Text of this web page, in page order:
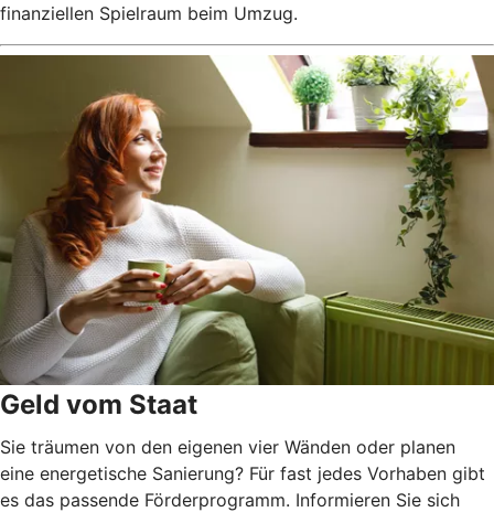
finanziellen Spielraum beim Umzug.
Geld vom Staat
Sie träumen von den eigenen vier Wänden oder planen
eine energetische Sanierung? Für fast jedes Vorhaben gibt
es das passende Förderprogramm. Informieren Sie sich